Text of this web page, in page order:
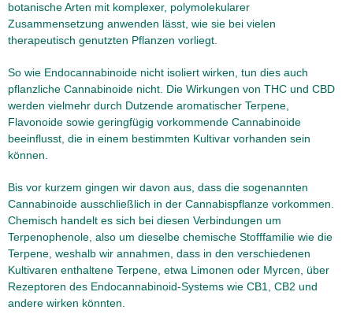
botanische Arten mit komplexer, polymolekularer
Zusammensetzung anwenden lässt, wie sie bei vielen
therapeutisch genutzten Pflanzen vorliegt.
So wie Endocannabinoide nicht isoliert wirken, tun dies auch
pflanzliche Cannabinoide nicht. Die Wirkungen von THC und CBD
werden vielmehr durch Dutzende aromatischer Terpene,
Flavonoide sowie geringfügig vorkommende Cannabinoide
beeinflusst, die in einem bestimmten Kultivar vorhanden sein
können.
Bis vor kurzem gingen wir davon aus, dass die sogenannten
Cannabinoide ausschließlich in der Cannabispflanze vorkommen.
Chemisch handelt es sich bei diesen Verbindungen um
Terpenophenole, also um dieselbe chemische Stofffamilie wie die
Terpene, weshalb wir annahmen, dass in den verschiedenen
Kultivaren enthaltene Terpene, etwa Limonen oder Myrcen, über
Rezeptoren des Endocannabinoid-Systems wie CB1, CB2 und
andere wirken könnten.